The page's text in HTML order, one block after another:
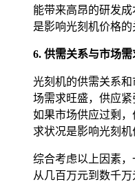
能带来高昂的研发
是影响光刻机价格的
6. 供需关系与市场需
光刻机的供需关系
场需求旺盛，供应紧
如果市场供应过剩
求状况是影响光刻机
综合考虑以上因素，
从几百万元到数千